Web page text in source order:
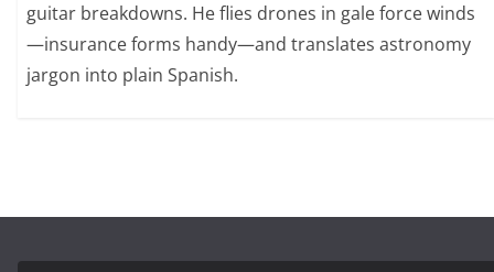
guitar breakdowns. He flies drones in gale force winds
—insurance forms handy—and translates astronomy
jargon into plain Spanish.